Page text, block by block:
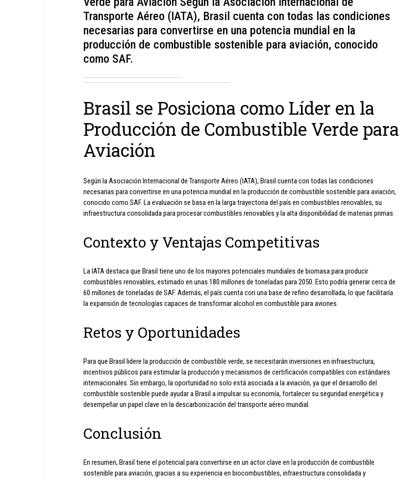
Transporte Aéreo (IATA), Brasil cuenta con todas las condiciones
necesarias para convertirse en una potencia mundial en la
producción de combustible sostenible para aviación, conocido
como SAF.
Brasil se Posiciona como Líder en la
Producción de Combustible Verde para
Aviación
Según la Asociación Internacional de Transporte Aéreo (IATA), Brasil cuenta con todas las condiciones
necesarias para convertirse en una potencia mundial en la producción de combustible sostenible para aviación,
conocido como SAF. La evaluación se basa en la larga trayectoria del país en combustibles renovables, su
infraestructura consolidada para procesar combustibles renovables y la alta disponibilidad de materias primas.
Contexto y Ventajas Competitivas
La IATA destaca que Brasil tiene uno de los mayores potenciales mundiales de biomasa para producir
combustibles renovables, estimado en unas 180 millones de toneladas para 2050. Esto podría generar cerca de
60 millones de toneladas de SAF. Además, el país cuenta con una base de refino desarrollada, lo que facilitaría
la expansión de tecnologías capaces de transformar alcohol en combustible para aviones.
Retos y Oportunidades
Para que Brasil lidere la producción de combustible verde, se necesitarán inversiones en infraestructura,
incentivos públicos para estimular la producción y mecanismos de certificación compatibles con estándares
internacionales. Sin embargo, la oportunidad no solo está asociada a la aviación, ya que el desarrollo del
combustible sostenible puede ayudar a Brasil a impulsar su economía, fortalecer su seguridad energética y
desempeñar un papel clave en la descarbonización del transporte aéreo mundial.
Conclusión
En resumen, Brasil tiene el potencial para convertirse en un actor clave en la producción de combustible
sostenible para aviación, gracias a su experiencia en biocombustibles, infraestructura consolidada y